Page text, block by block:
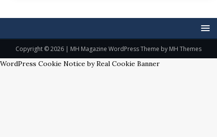
Copyright © 2026 | MH Magazine WordPress Theme by MH Themes
WordPress Cookie Notice by Real Cookie Banner